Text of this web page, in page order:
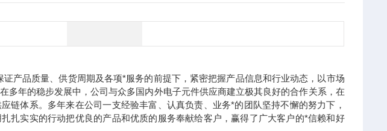
产品质量、供货周期及各项*服务的前提下，紧密把握产品信息和行业动态，以市场
多年的稳步发展中，公司与众多国内外电子元件供应商建立极其良好的合作关系，在
链体系。多年来在公司一支经验丰富、认真负责、业务*的团队坚持不懈的努力下，
扎实实的行动把优良的产品和优质的服务奉献给客户，赢得了广大客户的*信赖和好